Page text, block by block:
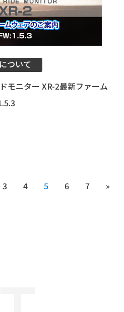
ついて
モニター XR-2最新ファーム
3 4 5 6 7 »